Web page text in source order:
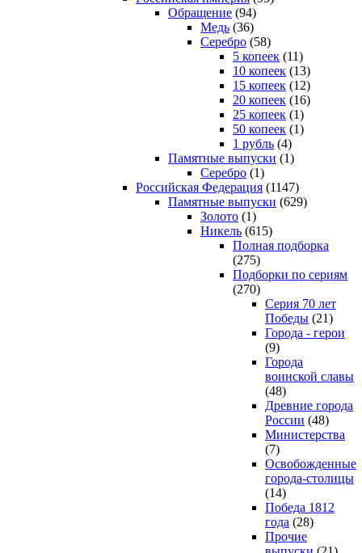
Обращение (94)
Медь (36)
Серебро (58)
5 копеек (11)
10 копеек (13)
15 копеек (12)
20 копеек (16)
25 копеек (1)
50 копеек (1)
1 рубль (4)
Памятные выпуски (1)
Серебро (1)
Российская Федерация (1147)
Памятные выпуски (629)
Золото (1)
Никель (615)
Полная подборка
(275)
Подборки по сериям
(270)
Серия 70 лет
Победы (21)
Города - герои
(9)
Города
воинской славы
(48)
Древние города
России (48)
Министерства
(7)
Освобожденные
города-столицы
(14)
Победа 1812
года (28)
Прочие